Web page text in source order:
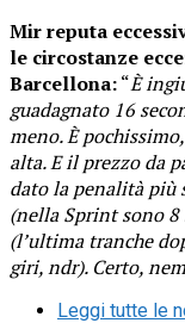
Mir reputa
le circostanze
Barcellona:“È
guadagnato 16
meno. È
alta. E il prezzo da
dato la penalità più
(nella Sprint sono 8
(l’ultima tranche
giri, ndr). Certo,
Leggi tutte le